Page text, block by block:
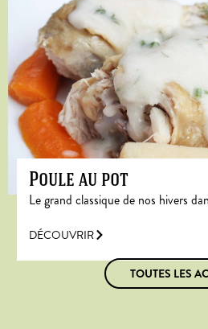
Poule au pot
Le grand classique de nos hivers
DÉCOUVRIR
TOUTES LES